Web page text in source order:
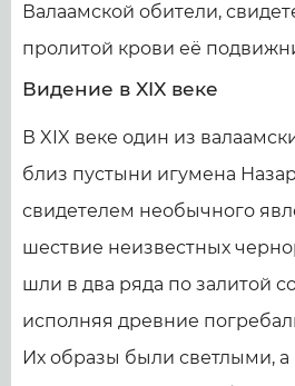
Валаамской обители,
пролитой крови её
Видение в XIX веке
В XIX веке один из
близ пустыни игумена
свидетелем необычного
шествие неизвестных
шли в два ряда по залитой
исполняя древние
Их образы были светлыми, а